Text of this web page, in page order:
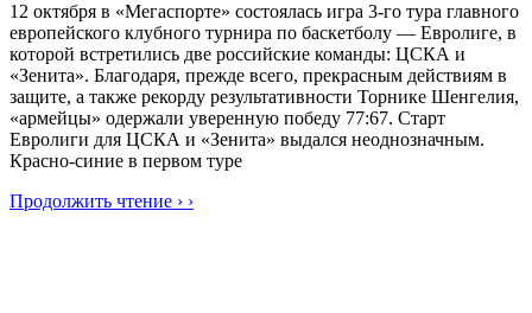
12 октября в «Мегаспорте» состоялась игра 3-го тура главного
европейского клубного турнира по баскетболу — Евролиге, в
которой встретились две российские команды: ЦСКА и
«Зенита». Благодаря, прежде всего, прекрасным действиям в
защите, а также рекорду результативности Торнике Шенгелия,
«армейцы» одержали уверенную победу 77:67. Старт
Евролиги для ЦСКА и «Зенита» выдался неоднозначным.
Красно-синие в первом туре
Продолжить чтение › ›